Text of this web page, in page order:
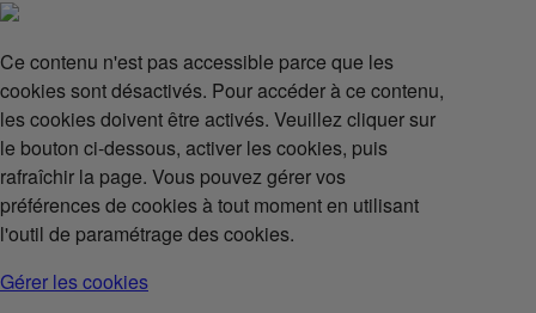
Ce contenu n'est pas accessible parce que les
cookies sont désactivés. Pour accéder à ce contenu,
les cookies doivent être activés. Veuillez cliquer sur
le bouton ci-dessous, activer les cookies, puis
rafraîchir la page. Vous pouvez gérer vos
préférences de cookies à tout moment en utilisant
l'outil de paramétrage des cookies.
Gérer les cookies